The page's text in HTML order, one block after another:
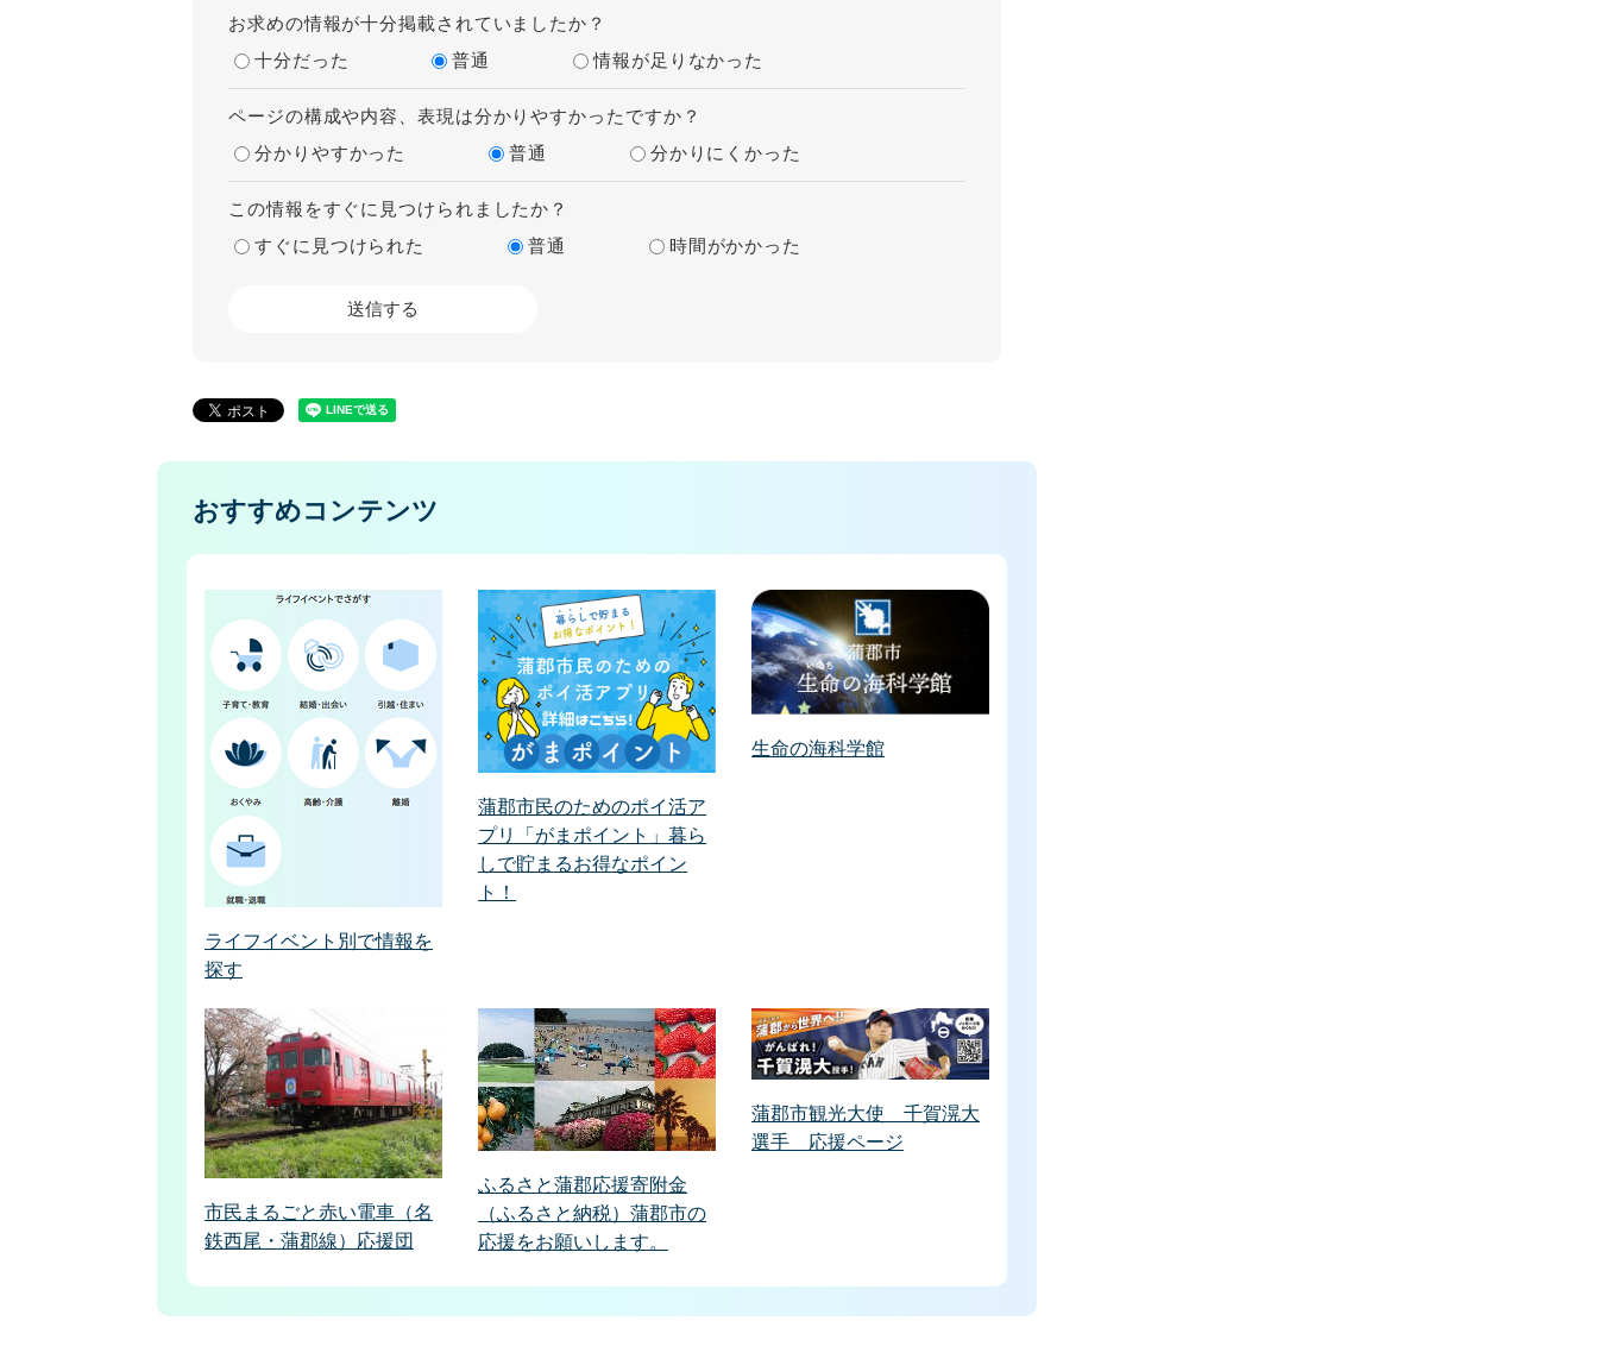
お求めの情報が十分掲載されていましたか？
十分だった
普通 情報が足りなかった
ページの構成や内容、表現は分かりやすかったですか？
分かりやすかった
普通 分かりにくかった
この情報をすぐに見つけられましたか？
すぐに見つけられた
普通 時間がかかった
おすすめコンテンツ
ライフイベント別で情報を
探す
蒲郡市民のためのポイ活ア
プリ「がまポイント」暮ら
しで貯まるお得なポイン
ト！
生命の海科学館
市民まるごと赤い電車（名
鉄西尾・蒲郡線）応援団
ふるさと蒲郡応援寄附金
（ふるさと納税）蒲郡市の
応援をお願いします。
蒲郡市観光大使 千賀滉大
選手 応援ページ